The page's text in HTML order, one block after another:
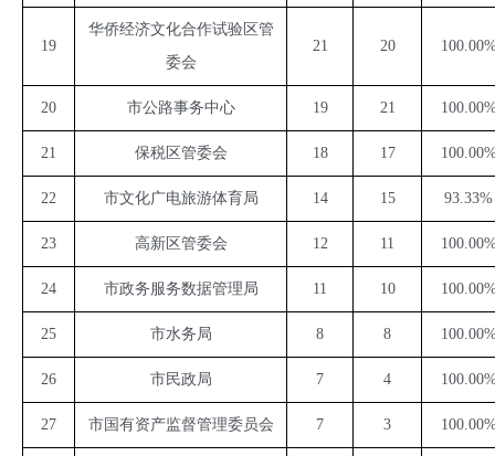
19
华侨经济文化合作试验区管
委会
21 20
20 市公路事务中心 19 21
21 保税区管委会 18 17
22 市文化广电旅游体育局 14 15 93.33%
23 高新区管委会 12 11
24 市政务服务数据管理局 11 10
25 市水务局 8 8
26 市民政局 7 4
27 市国有资产监督管理委员会 7 3